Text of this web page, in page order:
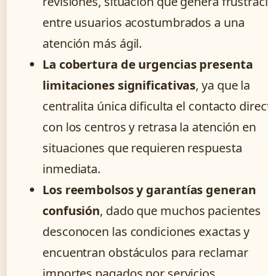
entre usuarios acostumbrados a una
atención más ágil.
La cobertura de urgencias presenta
limitaciones significativas, ya que la
centralita única dificulta el contacto
con los centros y retrasa la atención en
situaciones que requieren respuesta
inmediata.
Los reembolsos y garantías generan
confusión, dado que muchos pacientes
desconocen las condiciones exactas y
encuentran obstáculos para reclamar